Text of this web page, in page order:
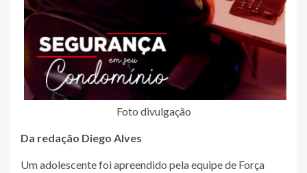
Foto divulgação
Da redação Diego Alves
Um adolescente foi apreendido pela equipe de Força